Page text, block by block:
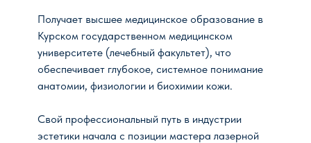
Получает высшее медицинское образование в
Курском государственном медицинском
университете (лечебный факультет), что
обеспечивает глубокое, системное понимание
анатомии, физиологии и биохимии кожи.
Свой профессиональный путь в индустрии
эстетики начала с позиции мастера лазерной